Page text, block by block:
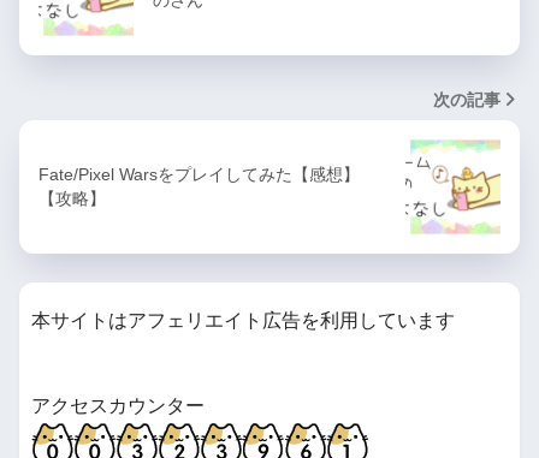
次の記事
Fate/Pixel Warsをプレイしてみた【感想】
【攻略】
本サイトはアフェリエイト広告を利用しています
アクセスカウンター